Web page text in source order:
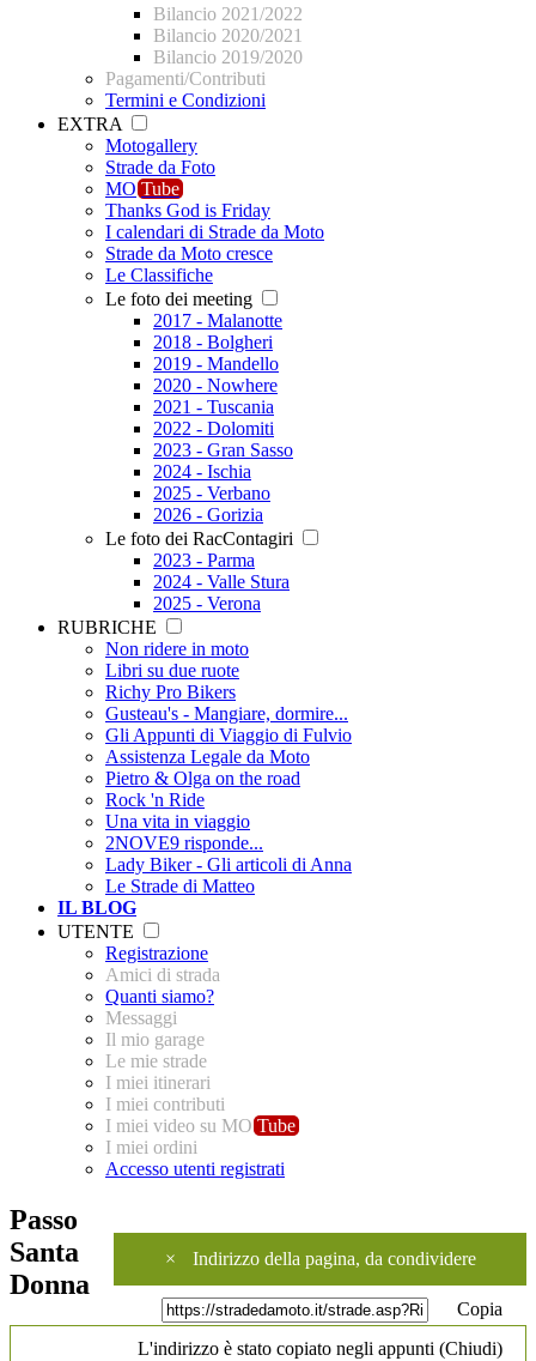
Bilancio 2021/2022
Bilancio 2020/2021
Bilancio 2019/2020
Pagamenti/Contributi
Termini e Condizioni
EXTRA
Motogallery
Strade da Foto
MO Tube
Thanks God is Friday
I calendari di Strade da Moto
Strade da Moto cresce
Le Classifiche
Le foto dei meeting
2017 - Malanotte
2018 - Bolgheri
2019 - Mandello
2020 - Nowhere
2021 - Tuscania
2022 - Dolomiti
2023 - Gran Sasso
2024 - Ischia
2025 - Verbano
2026 - Gorizia
Le foto dei RacContagiri
2023 - Parma
2024 - Valle Stura
2025 - Verona
RUBRICHE
Non ridere in moto
Libri su due ruote
Richy Pro Bikers
Gusteau's - Mangiare, dormire...
Gli Appunti di Viaggio di Fulvio
Assistenza Legale da Moto
Pietro & Olga on the road
Rock 'n Ride
Una vita in viaggio
2NOVE9 risponde...
Lady Biker - Gli articoli di Anna
Le Strade di Matteo
IL BLOG
UTENTE
Registrazione
Amici di strada
Quanti siamo?
Messaggi
Il mio garage
Le mie strade
I miei itinerari
I miei contributi
I miei video su MO Tube
I miei ordini
Accesso utenti registrati
× Indirizzo della pagina, da condividere
Copia
L'indirizzo è stato copiato negli appunti (Chiudi)
Passo
Santa
Donna